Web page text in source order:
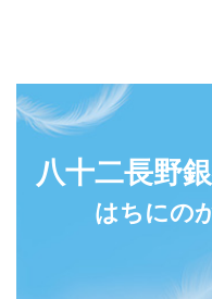
八十二長野
はちにの